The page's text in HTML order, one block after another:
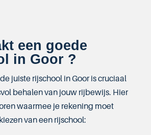
een goede
in Goor ?
juiste rijschool in Goor is cruciaal
behalen van jouw rijbewijs. Hier
waarmee je rekening moet
van een rijschool: